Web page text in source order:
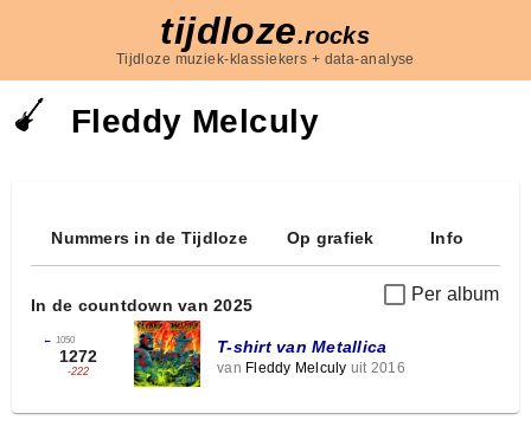
tijdloze.rocks
Tijdloze muziek-klassiekers + data-analyse
Fleddy Melculy
Nummers in de Tijdloze Op grafiek Info
Per album
In de countdown van 2025
← 1050
1272
-222
T-shirt van Metallica
van Fleddy Melculy uit 2016